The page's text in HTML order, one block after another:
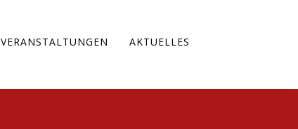
VERANSTALTUNGEN AKTUELLES